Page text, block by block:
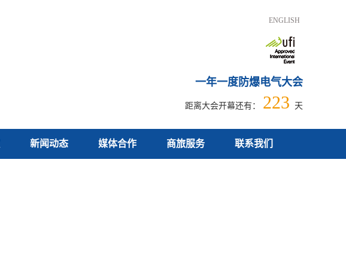
ENGLISH
一年一度防爆电气大会
距离大会开幕还有： 223 天
新闻动态 媒体合作 商旅服务 联系我们